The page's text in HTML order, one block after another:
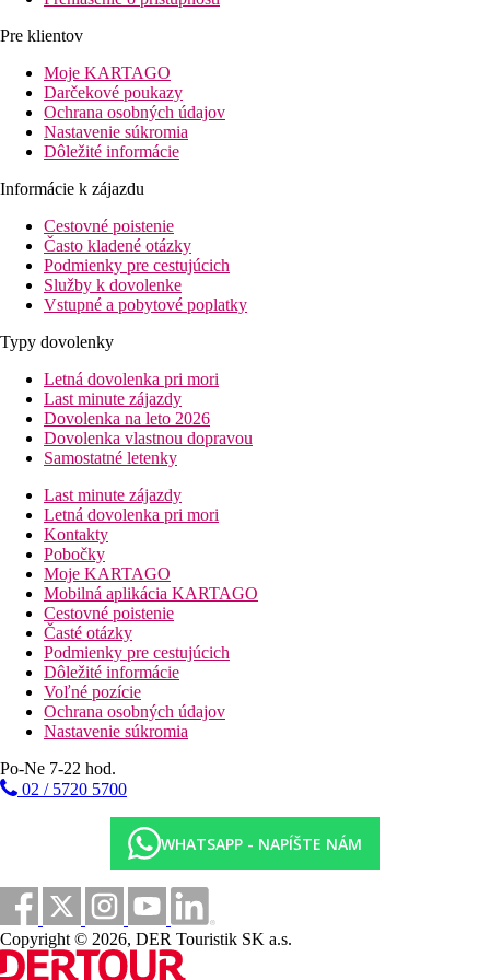
Alamein, v
luxus mora
spája s
hlbokou
históriou.
ktorých
kg. Ako zbaliť
zbytočnému
Pre klientov
Moje KARTAGO
Darčekové poukazy
Ochrana osobných údajov
Nastavenie súkromia
Dôležité informácie
Informácie k zájazdu
Cestovné poistenie
Často kladené otázky
Podmienky pre cestujúcich
Služby k dovolenke
Vstupné a pobytové poplatky
Typy dovolenky
Letná dovolenka pri mori
Last minute zájazdy
Dovolenka na leto 2026
Dovolenka vlastnou dopravou
Samostatné letenky
Last minute zájazdy
Letná dovolenka pri mori
Kontakty
Pobočky
Moje KARTAGO
Mobilná aplikácia KARTAGO
Cestovné poistenie
Časté otázky
Podmienky pre cestujúcich
Dôležité informácie
Voľné pozície
Ochrana osobných údajov
Nastavenie súkromia
Po-Ne 7-22 hod.
02 / 5720 5700
WHATSAPP - NAPÍŠTE NÁM
Copyright © 2026, DER Touristik SK a.s.